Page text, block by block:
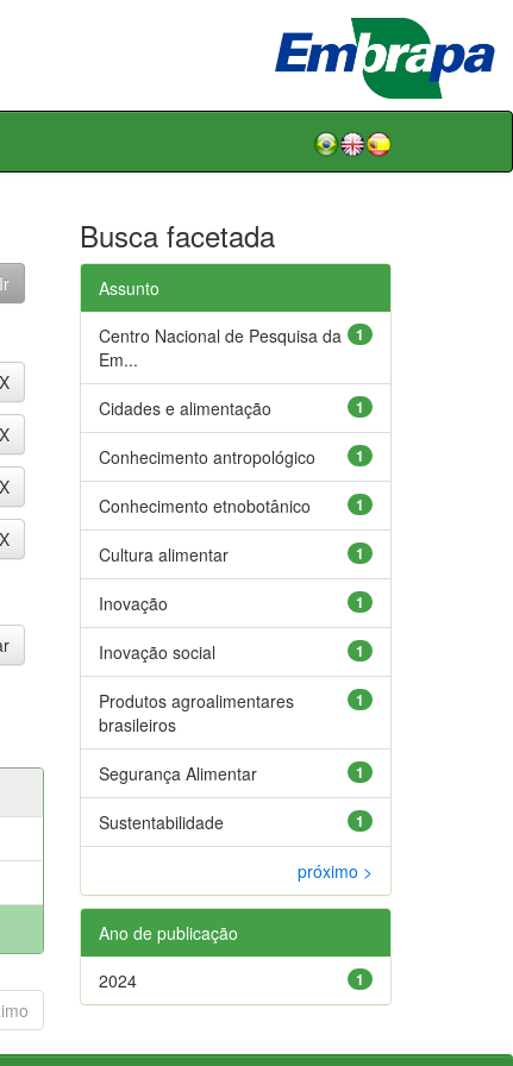
Busca facetada
Assunto
1
Centro Nacional de Pesquisa da
Em...
1
Cidades e alimentação
1
Conhecimento antropológico
1
Conhecimento etnobotânico
1
Cultura alimentar
1
Inovação
1
Inovação social
1
Produtos agroalimentares
brasileiros
1
Segurança Alimentar
1
Sustentabilidade
próximo >
Ano de publicação
1
2024